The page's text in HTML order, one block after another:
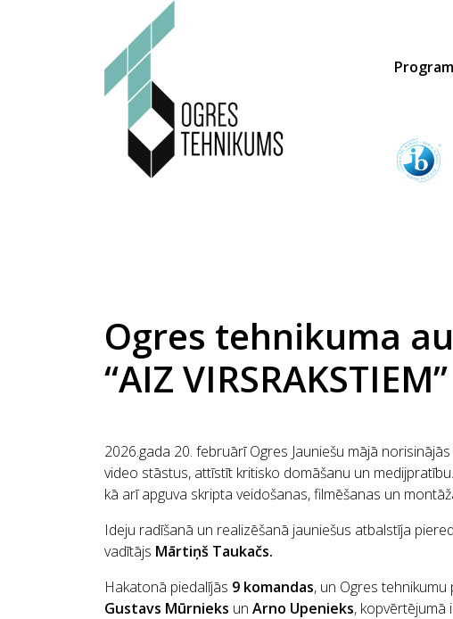
Ogres tehnikuma
“AIZ VIRSRAKSTIEM”
2026.gada 20. februārī Ogres Jauniešu mājā
video stāstus, attīstīt kritisko domāšanu un
kā arī apguva skripta veidošanas, filmēšanas un
Ideju radīšanā un realizēšanā jauniešus atbalstīja
vadītājs Mārtiņš Taukačs.
Hakatonā piedalījās 9 komandas, un Ogres
Gustavs Mūrnieks un Arno Upenieks, kopvērtējumā